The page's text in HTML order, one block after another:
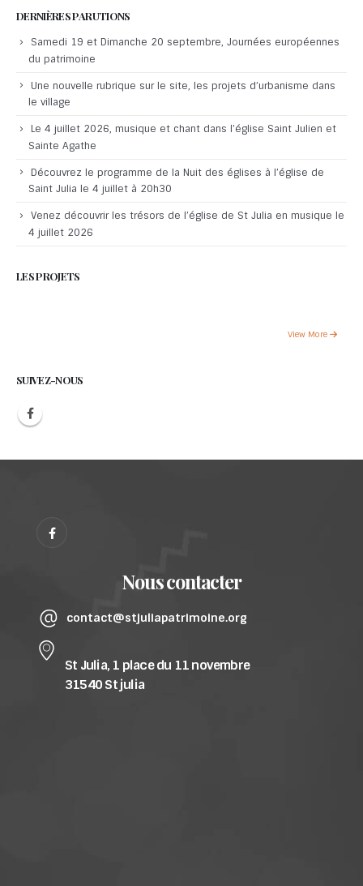
DERNIÈRES PARUTIONS
Samedi 19 et Dimanche 20 septembre, Journées européennes
du patrimoine
Une nouvelle rubrique sur le site, les projets d’urbanisme dans
le village
Le 4 juillet 2026, musique et chant dans l’église Saint Julien et
Sainte Agathe
Découvrez le programme de la Nuit des églises à l’église de
Saint Julia le 4 juillet à 20h30
Venez découvrir les trésors de l’église de St Julia en musique le
4 juillet 2026
LES PROJETS
View More
SUIVEZ-NOUS
Nous contacter
contact@stjuliapatrimoine.org
St Julia, 1 place du 11 novembre
31540 St julia